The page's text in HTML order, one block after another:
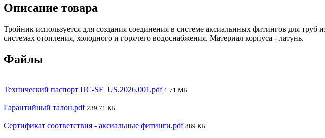
Описание товара
Тройник используется для создания соединения в системе аксиальнных фитингов для
системах отопления, холодного и горячего водоснабжения. Материал корпуса - латунь.
Файлы
Технический паспорт ПС-SF_US.2026.001.pdf 1.71 МБ
Гарантийный талон.pdf 239.71 КБ
Сертификат соответствия - аксиальные фитинги.pdf 889 КБ